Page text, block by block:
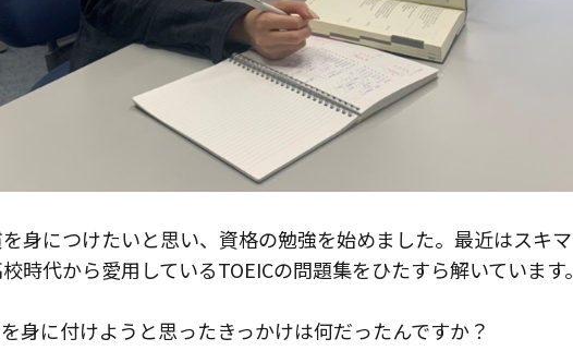
身につけたいと思い、資格の勉強を始めました。最近はスキマ
時代から愛用しているTOEICの問題集をひたすら解いています。
身に付けようと思ったきっかけは何だったんですか？